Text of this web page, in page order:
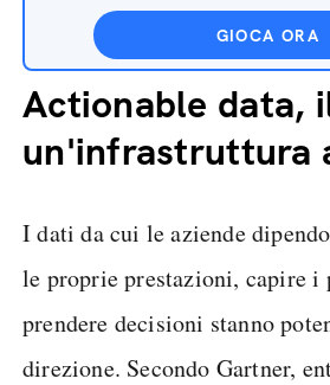
GIOCA ORA
Actionable data,
un'infrastruttura
I dati da cui le aziende
le proprie prestazioni, capire
prendere decisioni stanno
direzione. Secondo Gartner,